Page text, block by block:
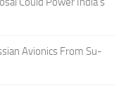
Avionics From Su-